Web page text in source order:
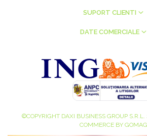
SUPORT CLIENTI
DATE COMERCIALE
©COPYRIGHT DAXI BUSINESS GROUP
COMMERCE BY GOMAG